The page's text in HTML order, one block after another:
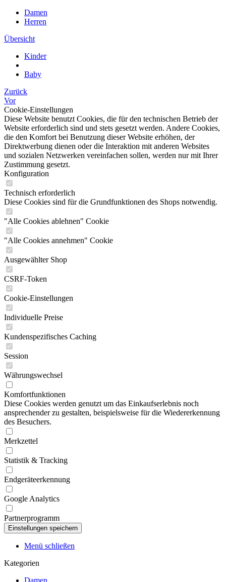
Damen
Herren
Übersicht
Kinder
Baby
Zurück
Vor
Cookie-Einstellungen
Diese Website benutzt Cookies, die für den technischen Betrieb der
Website erforderlich sind und stets gesetzt werden. Andere Cookies,
die den Komfort bei Benutzung dieser Website erhöhen, der
Direktwerbung dienen oder die Interaktion mit anderen Websites
und sozialen Netzwerken vereinfachen sollen, werden nur mit Ihrer
Zustimmung gesetzt.
Konfiguration
Technisch erforderlich
Diese Cookies sind für die Grundfunktionen des Shops notwendig.
"Alle Cookies ablehnen" Cookie
"Alle Cookies annehmen" Cookie
Ausgewählter Shop
CSRF-Token
Cookie-Einstellungen
Individuelle Preise
Kundenspezifisches Caching
Session
Währungswechsel
Komfortfunktionen
Diese Cookies werden genutzt um das Einkaufserlebnis noch
ansprechender zu gestalten, beispielsweise für die Wiedererkennung
des Besuchers.
Merkzettel
Statistik & Tracking
Endgeräteerkennung
Google Analytics
Partnerprogramm
Menü schließen
Kategorien
Damen